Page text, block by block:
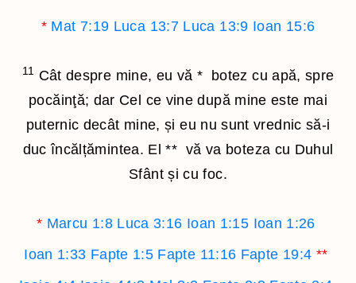
* Mat 7:19 Luca 13:7 Luca 13:9 Ioan 15:6
11 Cât despre mine, eu vă * botez cu apă, spre
pocăinţă; dar Cel ce vine după mine este mai
puternic decât mine, și eu nu sunt vrednic să-i
duc încălțămintea. El** vă va boteza cu Duhul
Sfânt și cu foc.
* Marcu 1:8 Luca 3:16 Ioan 1:15 Ioan 1:26
Ioan 1:33 Fapte 1:5 Fapte 11:16 Fapte 19:4 **